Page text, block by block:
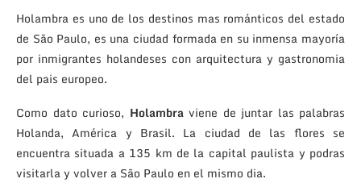
Holambra es uno de los destinos mas románticos del estado
de São Paulo, es una ciudad formada en su inmensa mayoría
por inmigrantes holandeses con arquitectura y gastronomia
del pais europeo.
Como dato curioso, Holambra viene de juntar las palabras
Holanda, América y Brasil. La ciudad de las flores se
encuentra situada a 135 km de la capital paulista y podras
visitarla y volver a São Paulo en el mismo dia.